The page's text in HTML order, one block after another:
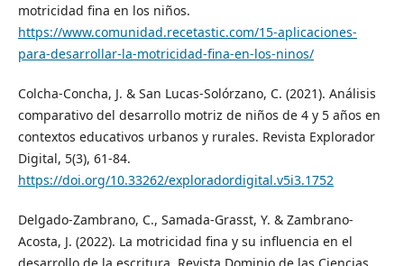
motricidad fina en los niños.
https://www.comunidad.recetastic.com/15-aplicaciones-
para-desarrollar-la-motricidad-fina-en-los-ninos/
Colcha-Concha, J. & San Lucas-Solórzano, C. (2021). Análisis
comparativo del desarrollo motriz de niños de 4 y 5 años en
contextos educativos urbanos y rurales. Revista Explorador
Digital, 5(3), 61-84.
https://doi.org/10.33262/exploradordigital.v5i3.1752
Delgado-Zambrano, C., Samada-Grasst, Y. & Zambrano-
Acosta, J. (2022). La motricidad fina y su influencia en el
desarrollo de la escritura. Revista Dominio de las Ciencias,